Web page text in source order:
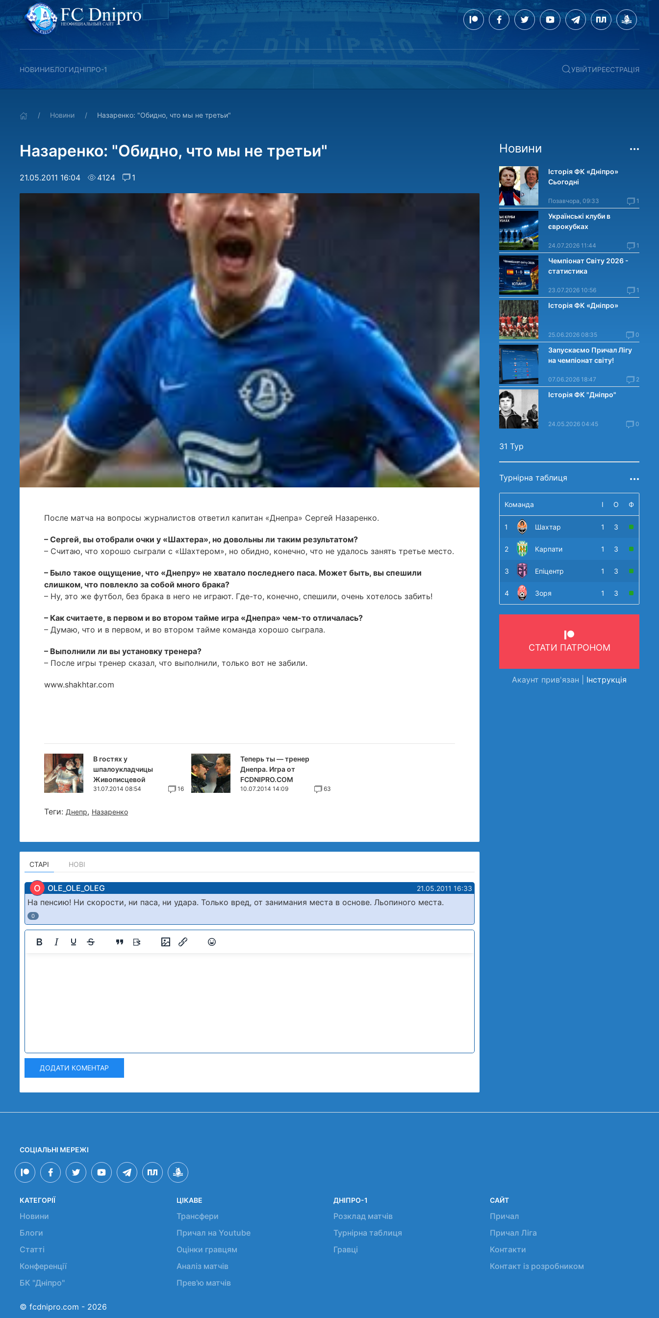
НОВИНИБЛОГИДНІПРО-1 УВІЙТИРЕЄСТРАЦІЯ
Новини Назаренко: "Обидно, что мы не третьи"
Назаренко: "Обидно, что мы не третьи"
21.05.2011 16:04 4124 1
После матча на вопросы журналистов ответил капитан «Днепра» Сергей Назаренко.
– Сергей, вы отобрали очки у «Шахтера», но довольны ли таким результатом?
– Считаю, что хорошо сыграли с «Шахтером», но обидно, конечно, что не удалось занять третье место.
– Было такое ощущение, что «Днепру» не хватало последнего паса. Может быть, вы спешили
слишком, что повлекло за собой много брака?
– Ну, это же футбол, без брака в него не играют. Где-то, конечно, спешили, очень хотелось забить!
– Как считаете, в первом и во втором тайме игра «Днепра» чем-то отличалась?
– Думаю, что и в первом, и во втором тайме команда хорошо сыграла.
– Выполнили ли вы установку тренера?
– После игры тренер сказал, что выполнили, только вот не забили.
www.shakhtar.com
В гостях у
шпалоукладчицы
Живописцевой
31.07.2014 08:54 16
Теперь ты — тренер
Днепра. Игра от
FCDNIPRO.COM
10.07.2014 14:09 63
Теги: Днепр, Назаренко
СТАРІ НОВІ
O OLE_OLE_OLEG 21.05.2011 16:33
На пенсию! Ни скорости, ни паса, ни удара. Только вред, от занимания места в основе. Льопиного места.
0
ДОДАТИ КОМЕНТАР
Новини
Історія ФК «Дніпро»
Сьогодні
Позавчора, 09:33 1
Українські клуби в
єврокубках
24.07.2026 11:44 1
Чемпіонат Світу 2026 -
статистика
23.07.2026 10:56 1
Історія ФК «Дніпро»
25.06.2026 08:35 0
Запускаємо Причал Лігу
на чемпіонат світу!
07.06.2026 18:47 2
Історія ФК "Дніпро"
24.05.2026 04:45 0
31 Тур
Турнірна таблиця
Команда І О Ф
1 Шахтар 1 3
2 Карпати 1 3
3 Епіцентр 1 3
4 Зоря 1 3
СТАТИ ПАТРОНОМ
Акаунт прив'язан | Інструкція
СОЦІАЛЬНІ МЕРЕЖІ
КАТЕГОРІЇ
Новини
Блоги
Статті
Конференції
БК "Дніпро"
ЦІКАВЕ
Трансфери
Причал на Youtube
Оцінки гравцям
Аналіз матчів
Прев'ю матчів
ДНІПРО-1
Розклад матчів
Турнірна таблиця
Гравці
САЙТ
Причал
Причал Ліга
Контакти
Контакт із розробником
© fcdnipro.com - 2026